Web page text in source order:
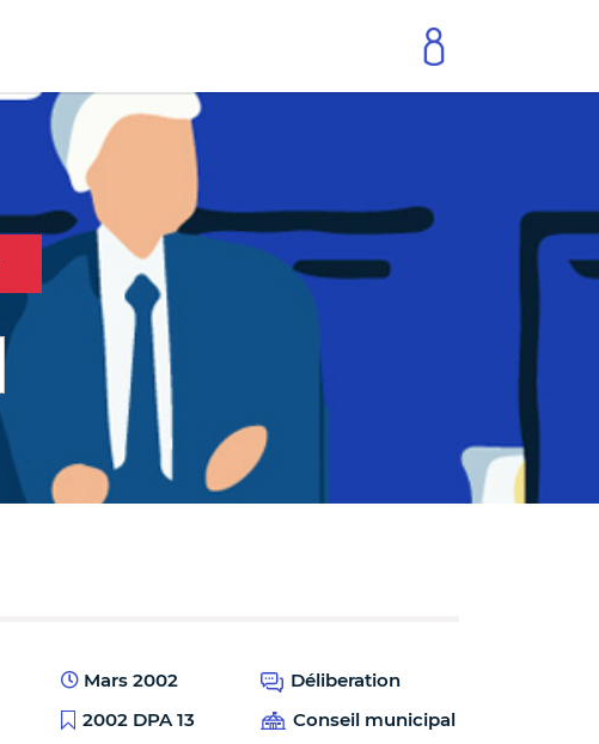
Mars 2002
Déliberation
2002 DPA 13
Conseil municipal